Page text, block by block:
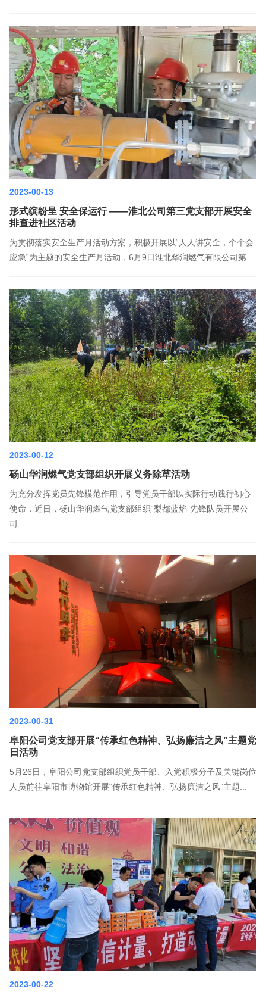
2023-00-13
形式缤纷呈 安全保运行 ——淮北公司第三党支部开展安全
排查进社区活动
为贯彻落实安全生产月活动方案，积极开展以“人人讲安全，个个会
应急”为主题的安全生产月活动，6月9日淮北华润燃气有限公司第...
2023-00-12
砀山华润燃气党支部组织开展义务除草活动
为充分发挥党员先锋模范作用，引导党员干部以实际行动践行初心
使命，近日，砀山华润燃气党支部组织“梨都蓝焰”先锋队员开展公
司...
2023-00-31
阜阳公司党支部开展“传承红色精神、弘扬廉洁之风”主题党
日活动
5月26日，阜阳公司党支部组织党员干部、入党积极分子及关键岗位
人员前往阜阳市博物馆开展“传承红色精神、弘扬廉洁之风”主题...
2023-00-22